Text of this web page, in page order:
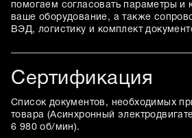
помогаем согласовать параметры и
ваше оборудование, а также
ВЭД, логистику и комплект
Сертификация
Список документов, необходимых
товара (Асинхронный
6 980 об/мин).